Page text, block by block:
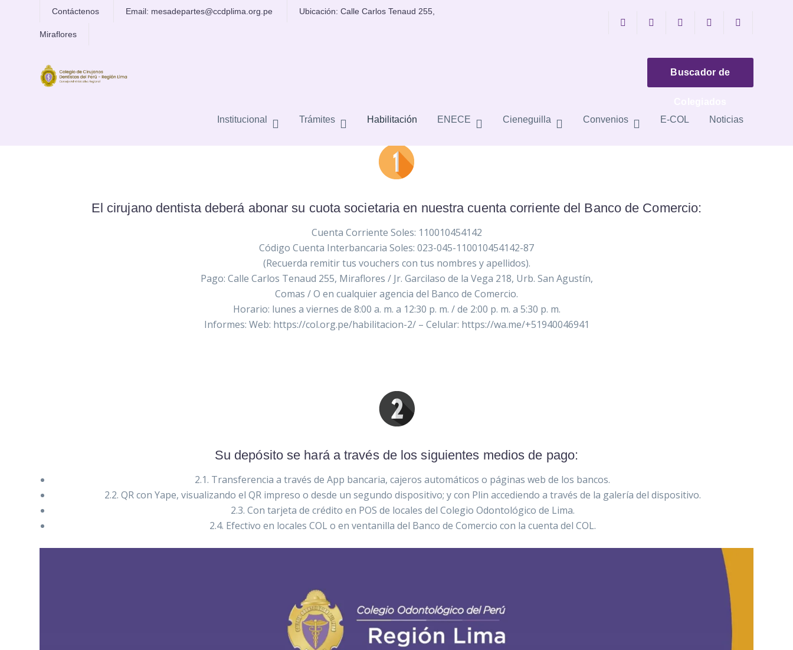
Contáctenos Email: mesadepartes@ccdplima.org.pe Ubicación: Calle Carlos Tenaud 255,
Miraflores
FacebookYoutube InstagramTumblr
Buscador de
Institucional
Trámites Habilitación ENECE Cieneguilla Convenios E-COL Noticias
El cirujano dentista deberá abonar su cuota societaria en nuestra cuenta corriente del Banco de Comercio:
Cuenta Corriente Soles: 110010454142
Código Cuenta Interbancaria Soles: 023-045-110010454142-87
(Recuerda remitir tus vouchers con tus nombres y apellidos).
Pago: Calle Carlos Tenaud 255, Miraflores / Jr. Garcilaso de la Vega 218, Urb. San Agustín,
Comas / O en cualquier agencia del Banco de Comercio.
Horario: lunes a viernes de 8:00 a. m. a 12:30 p. m. / de 2:00 p. m. a 5:30 p. m.
Informes: Web: https://col.org.pe/habilitacion-2/ – Celular: https://wa.me/+51940046941
Su depósito se hará a través de los siguientes medios de pago:
2.1. Transferencia a través de App bancaria, cajeros automáticos o páginas web de los bancos.
2.2. QR con Yape, visualizando el QR impreso o desde un segundo dispositivo; y con Plin accediendo a través de la galería del dispositivo.
2.3. Con tarjeta de crédito en POS de locales del Colegio Odontológico de Lima.
2.4. Efectivo en locales COL o en ventanilla del Banco de Comercio con la cuenta del COL.